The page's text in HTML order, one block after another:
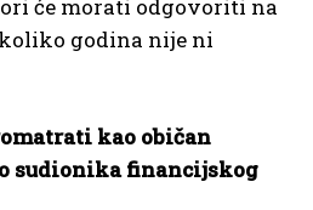
će morati odgovoriti na
godina nije ni
kao običan
financijskog